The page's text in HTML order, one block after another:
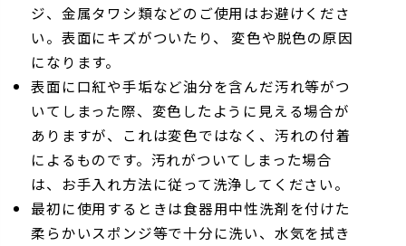
ジ、金属タワシ類などのご使用はお避けくださ
い。表面にキズがついたり、 変色や脱色の原因
になります。
表面に口紅や手垢など油分を含んだ汚れ等がつ
いてしまった際、変色したように見える場合が
ありますが、これは変色ではなく、汚れの付着
によるものです。汚れがついてしまった場合
は、お手入れ方法に従って洗浄してください。
最初に使用するときは食器用中性洗剤を付けた
柔らかいスポンジ等で十分に洗い、水気を拭き